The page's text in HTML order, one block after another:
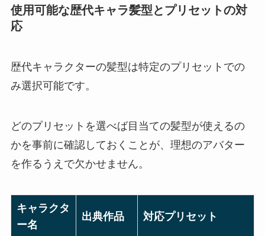
使用可能な歴代キャラ髪型とプリセットの対
応
歴代キャラクターの髪型は特定のプリセットでの
み選択可能です。
どのプリセットを選べば目当ての髪型が使えるの
かを事前に確認しておくことが、理想のアバター
を作るうえで欠かせません。
キャラクタ
ー名
出典作品 対応プリセット